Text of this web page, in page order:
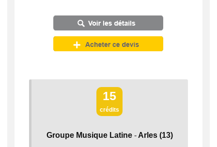
15
crédits
Groupe Musique Latine- Arles (13)